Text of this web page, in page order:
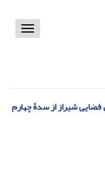
Toggle
شیراز از سدۀ چهارم